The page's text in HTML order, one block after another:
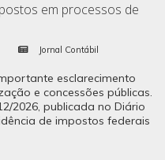
em processos de
Jornal Contábil
esclarecimento
e concessões públicas.
2026, publicada no Diário
de impostos federais